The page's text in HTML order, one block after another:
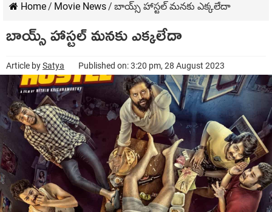
Home/ Movie News/ బాయ్స్ హాస్టల్ మనకు ఎక్కలేదా
బాయ్స్ హాస్టల్ మనకు ఎక్కలేదా
Article bySatya Published on: 3:20 pm, 28 August 2023